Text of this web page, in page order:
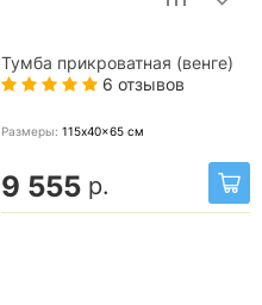
Тумба прикроватная (венге)
6 отзывов
Размеры: 115x40x65 см
9 555 р.